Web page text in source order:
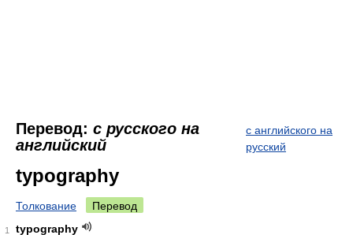
Перевод: с русского на
английский
с английского на
русский
typography
Толкование Перевод
1
typography